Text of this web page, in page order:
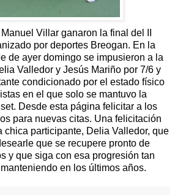
Villar ganaron la final del II
por deportes Breogan. En la
de ayer domingo se impusieron a la
Valledor y Jesús Mariño por 7/6 y
condicionado por el estado físico
en el que solo se mantuvo la
Desde esta página felicitar a los
para nuevas citas. Una felicitación
chica participante, Delia Valledor, que
que se recupere pronto de
y que siga con esa progresión tan
en los últimos años.